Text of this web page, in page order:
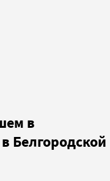
в
Белгородской